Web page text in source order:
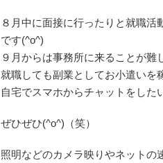
８月中に面接に行ったりと就職活
です(^o^)
９月からは事務所に来ることが難
就職しても副業としてお小遣いを
自宅でスマホからチャットをし
ぜひぜひ(^o^)（笑）
照明などのカメラ映りやネットの